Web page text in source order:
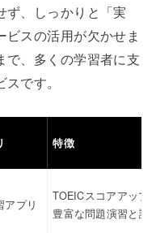
ず、しっかりと「実
ビスの活用が欠かせま
で、多くの学習者に支
です。
特徴
アプリ
TOEICスコアアップ
豊富な問題演習と講